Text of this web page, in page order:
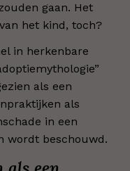
gaan. Het
het kind, toch?
in herkenbare
als een
als
in een
wordt beschouwd.